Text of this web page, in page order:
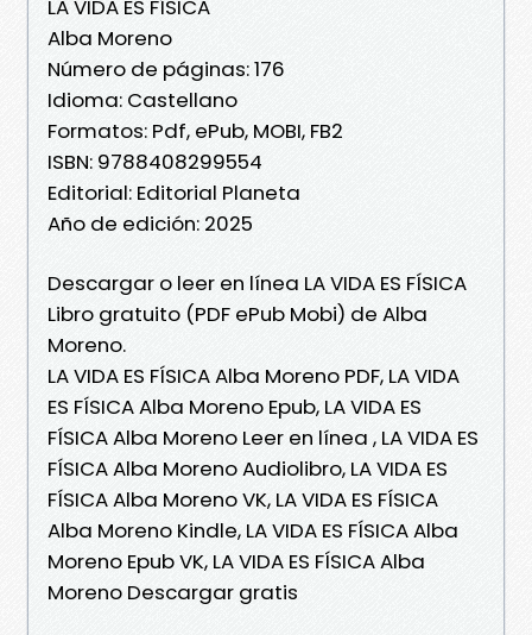
LA VIDA ES FÍSICA
Alba Moreno
Número de páginas: 176
Idioma: Castellano
Formatos: Pdf, ePub, MOBI, FB2
ISBN: 9788408299554
Editorial: Editorial Planeta
Año de edición: 2025
Descargar o leer en línea LA VIDA ES FÍSICA
Libro gratuito (PDF ePub Mobi) de Alba
Moreno.
LA VIDA ES FÍSICA Alba Moreno PDF, LA VIDA
ES FÍSICA Alba Moreno Epub, LA VIDA ES
FÍSICA Alba Moreno Leer en línea , LA VIDA ES
FÍSICA Alba Moreno Audiolibro, LA VIDA ES
FÍSICA Alba Moreno VK, LA VIDA ES FÍSICA
Alba Moreno Kindle, LA VIDA ES FÍSICA Alba
Moreno Epub VK, LA VIDA ES FÍSICA Alba
Moreno Descargar gratis